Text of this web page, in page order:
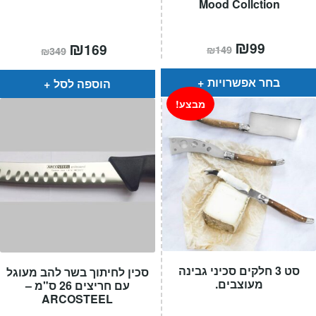
₪349 המחיר
המקורי
היה:
₪349.
₪169
הוא:
הוספה לסל
Mood Collction
₪149 המחיר
המקורי
היה:
₪149.
₪99
הוא:
בחר אפשרויות
סכין לחיתוך בשר להב מעוגל
עם חריצים 26 ס"מ –
ARCOSTEEL
סט 3 חלקים סכיני גבינה
מעוצבים.
מבצע!